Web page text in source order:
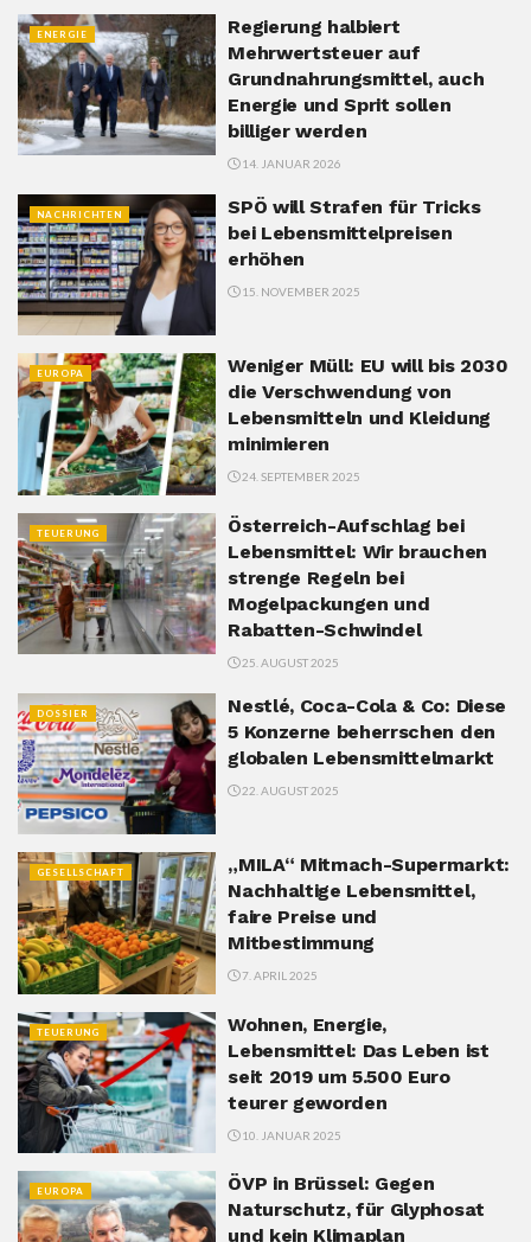
ENERGIE
Regierung halbiert
Mehrwertsteuer auf
Grundnahrungsmittel, auch
Energie und Sprit sollen
billiger werden
14. JANUAR 2026
NACHRICHTEN
SPÖ will Strafen für Tricks
bei Lebensmittelpreisen
erhöhen
15. NOVEMBER 2025
EUROPA
Weniger Müll: EU will bis 2030
die Verschwendung von
Lebensmitteln und Kleidung
minimieren
24. SEPTEMBER 2025
TEUERUNG
Österreich-Aufschlag bei
Lebensmittel: Wir brauchen
strenge Regeln bei
Mogelpackungen und
Rabatten-Schwindel
25. AUGUST 2025
DOSSIER
Nestlé, Coca-Cola & Co: Diese
5 Konzerne beherrschen den
globalen Lebensmittelmarkt
22. AUGUST 2025
GESELLSCHAFT
„MILA“ Mitmach-Supermarkt:
Nachhaltige Lebensmittel,
faire Preise und
Mitbestimmung
7. APRIL 2025
TEUERUNG
Wohnen, Energie,
Lebensmittel: Das Leben ist
seit 2019 um 5.500 Euro
teurer geworden
10. JANUAR 2025
EUROPA
ÖVP in Brüssel: Gegen
Naturschutz, für Glyphosat
und kein Klimaplan